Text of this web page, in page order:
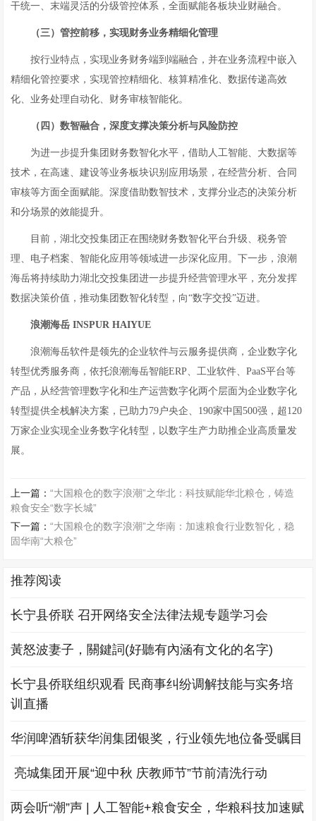
干统一、末端灵活的分级管控体系，全面赋能各板块业财融合。
（三）管控前移，实现财务业务精细化管理
按行业特点，实现业务财务端到端融合，并在业务流程中嵌入
精细化管控要求，实现管控精细化、核算精准化、数据传递高效
化、业务处理自动化、财务审核智能化。
（四）数智融合，深度支撑决策分析与风险防控
为进一步提升集团财务数智化水平，借助人工智能、大数据等
技术，在高速、建设等业务板块识别应用场景，在经营分析、合同
审核等方面全面赋能。深度借助数智技术，支撑分业态的决策分析
和分场景的效能提升。
目前，湖北交投集团正在围绕财务数智化平台升级、税务管
理、电子档案、智能化应用等领域进一步深化应用。下一步，浪潮
海岳将持续助力湖北交投集团进一步提升经营管理水平，充分发挥
数据决策价值，推动集团数智化转型，向“数字交投”迈进。
浪潮海岳 INSPUR HAIYUE
浪潮海岳软件是领先的企业软件与云服务提供商，企业数字化
转型优秀服务商，依托浪潮海岳智能ERP、工业软件、PaaS平台等
产品，从经营管理数字化和生产运营数字化两个层面为企业数字化
转型提供全栈解决方案，已助力79户央企、190家中国500强，超120
万家企业实现全业务数字化转型，以数字生产力助推企业高质量发
展。
上一篇：“大国粮仓的数字浪潮”之华北：科技赋能华北粮仓，铸造
粮食安全“数字长城”
下一篇：“大国粮仓的数字浪潮”之华南：加速粮食行业数智化，稳
固华南“大粮仓”
推荐阅读
长宁县侨联 召开网络安全法律法规专题学习会
黃怒波妻子，關鍵詞(好聽有內涵有文化的名字)
长宁县侨联组织观看 民商事纠纷调解技能与实务培
训直播
华润啤酒斩获华润集团银奖，行业领先地位备受瞩目
​ 亮城集团开展“迎中秋 庆教师节”节前清洗行动
两会听“潮”声 | 人工智能+粮食安全，华粮科技加速赋